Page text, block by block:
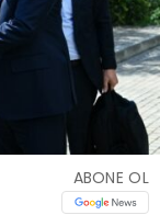
ABONE OL